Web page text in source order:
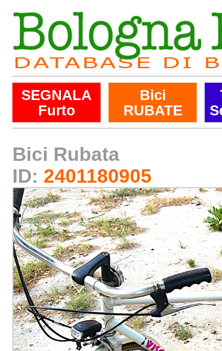
SEGNALA
Furto
Bici
RUBATE
Bici Rubata
ID: 2401180905